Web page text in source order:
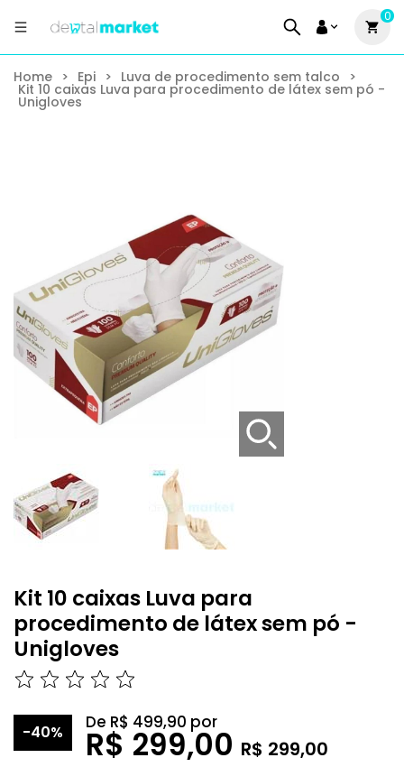
0
Home > Epi > Luva de procedimento sem talco >
Kit 10 caixas Luva para procedimento de látex sem pó -
Unigloves
Kit 10 caixas Luva para
procedimento de látex sem pó -
Unigloves
-40% De R$ 499,90 por
R$ 299,00 R$ 299,00